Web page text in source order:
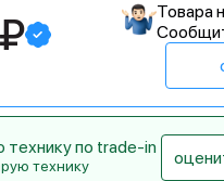
Товара
по trade-in
технику